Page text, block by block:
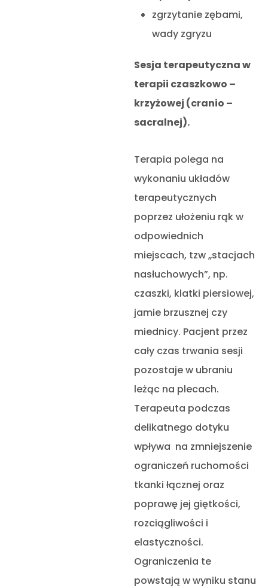
zgrzytanie zębami,
wady zgryzu
Sesja terapeutyczna w
terapii czaszkowo –
krzyżowej (cranio –
sacralnej).
Terapia polega na
wykonaniu układów
terapeutycznych
poprzez ułożeniu rąk w
odpowiednich
miejscach, tzw „stacjach
nasłuchowych”, np.
czaszki, klatki piersiowej,
jamie brzusznej czy
miednicy. Pacjent przez
cały czas trwania sesji
pozostaje w ubraniu
leżąc na plecach.
Terapeuta podczas
delikatnego dotyku
wpływa na zmniejszenie
ograniczeń ruchomości
tkanki łącznej oraz
poprawę jej giętkości,
rozciągliwości i
elastyczności.
Ograniczenia te
powstają w wyniku stanu